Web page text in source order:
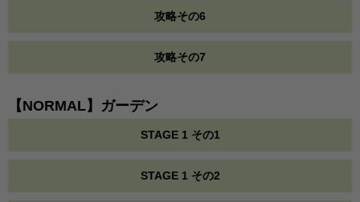
攻略その6
攻略その7
【NORMAL】ガーデン
STAGE 1 その1
STAGE 1 その2